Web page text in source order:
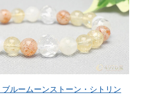
ルームーンストーン・シトリン